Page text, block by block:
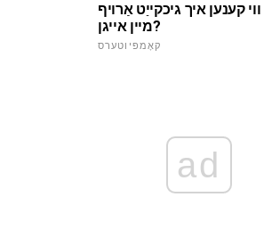
ווי קענען איך גיכקייַט אַרויף Windows 7 אויף
מיין אייגן?
קאָמפּיוטערס
ad